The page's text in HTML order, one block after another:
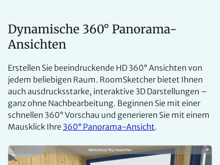
Dynamische 360° Panorama-
Ansichten
Erstellen Sie beeindruckende HD 360° Ansichten von
jedem beliebigen Raum. RoomSketcher bietet Ihnen
auch ausdrucksstarke, interaktive 3D Darstellungen –
ganz ohne Nachbearbeitung. Beginnen Sie mit einer
schnellen 360° Vorschau und generieren Sie mit einem
Mausklick Ihre 360° Panorama-Ansicht.